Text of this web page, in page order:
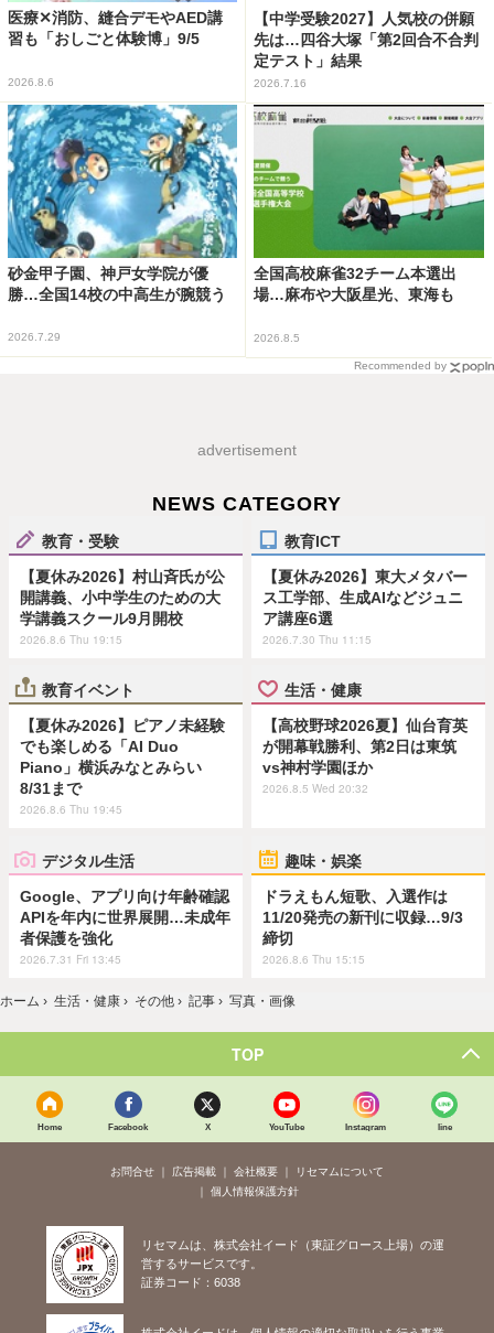
医療✕消防、縫合デモやAED講
習も「おしごと体験博」9/5
2026.8.6
【中学受験2027】人気校の併願
先は…四谷大塚「第2回合不合判
定テスト」結果
2026.7.16
砂金甲子園、神戸女学院が優
勝…全国14校の中高生が腕競う
2026.7.29
全国高校麻雀32チーム本選出
場…麻布や大阪星光、東海も
2026.8.5
Recommended by
advertisement
NEWS CATEGORY
教育・受験
【夏休み2026】村山斉氏が公
開講義、小中学生のための大
学講義スクール9月開校
2026.8.6 Thu 19:15
教育ICT
【夏休み2026】東大メタバー
ス工学部、生成AIなどジュニ
ア講座6選
2026.7.30 Thu 11:15
教育イベント
【夏休み2026】ピアノ未経験
でも楽しめる「AI Duo
Piano」横浜みなとみらい
8/31まで
2026.8.6 Thu 19:45
生活・健康
【高校野球2026夏】仙台育英
が開幕戦勝利、第2日は東筑
vs神村学園ほか
2026.8.5 Wed 20:32
デジタル生活
Google、アプリ向け年齢確認
APIを年内に世界展開…未成年
者保護を強化
2026.7.31 Fri 13:45
趣味・娯楽
ドラえもん短歌、入選作は
11/20発売の新刊に収録…9/3
締切
2026.8.6 Thu 15:15
ホーム › 生活・健康 › その他 › 記事 › 写真・画像
TOP
Home Facebook X YouTube Instagram line
お問合せ 広告掲載 会社概要
リセマムについて
個人情報保護方針
リセマムは、株式会社イード（東証グロース上場）の運
営するサービスです。
証券コード：6038